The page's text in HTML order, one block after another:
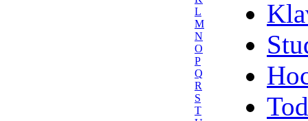
L
M
N
O
P
Q
R
S
T